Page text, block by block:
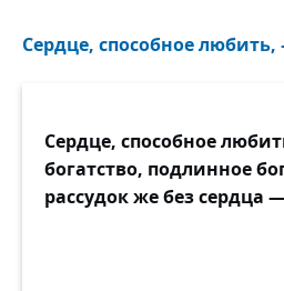
Сердце, способное любить,
Сердце, способное
богатство, подлинное
рассудок же без сердца